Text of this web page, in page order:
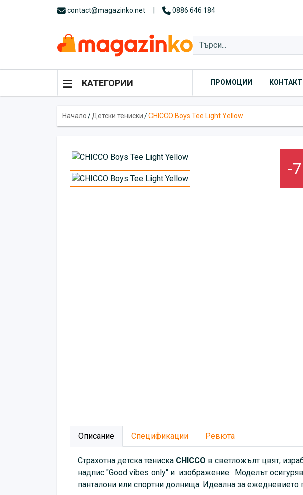
contact@magazinko.net 0886 646 184
КАТЕГОРИИ ПРОМОЦИИ
Начало/Детски тениски/CHICCO Boys Tee Light Yellow
-
Описание Спецификации Ревюта
Страхотна детска тениска CHICCO в светложълт цвят,
надпис "Good vibes only" и изображение. Моделът
панталони или спортни долнища. Идеална за ежедневието